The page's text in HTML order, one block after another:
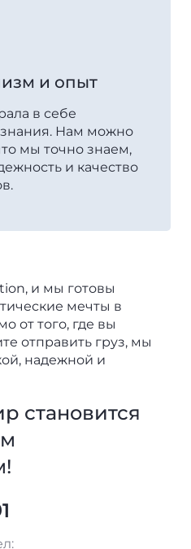
и опыт
в себе
Нам можно
мы точно знаем,
и качество
и мы готовы
мечты в
от того, где вы
отправить груз, мы
надежной и
становится